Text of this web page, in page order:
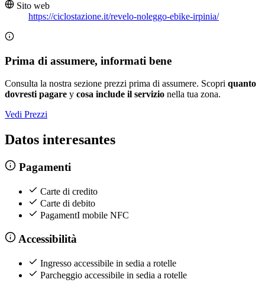
Sito web
https://ciclostazione.it/revelo-noleggo-ebike-irpinia/
Prima di assumere, informati bene
Consulta la nostra sezione prezzi prima di assumere. Scopri quanto
dovresti pagare y cosa include il servizio nella tua zona.
Vedi Prezzi
Datos interesantes
Pagamenti
Carte di credito
Carte di debito
PagamentI mobile NFC
Accessibilità
Ingresso accessibile in sedia a rotelle
Parcheggio accessibile in sedia a rotelle